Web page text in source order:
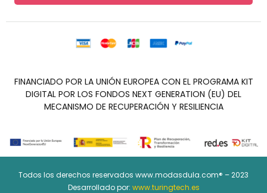
FINANCIADO POR LA UNIÓN EUROPEA CON EL PROGRAMA KIT
DIGITAL POR LOS FONDOS NEXT GENERATION (EU) DEL
MECANISMO DE RECUPERACIÓN Y RESILIENCIA
Todos los derechos reservados www.modasdula.com® – 2023
Desarrollado por: www.turingtech.es